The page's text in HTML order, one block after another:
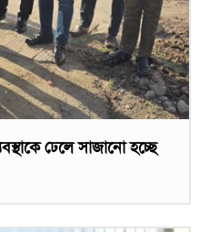
ঢেলে সাজানো হচ্ছে